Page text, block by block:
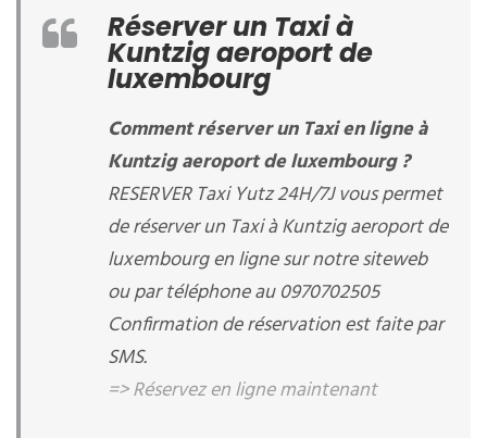
Réserver un Taxi à
Kuntzig aeroport de
luxembourg
Comment réserver un Taxi en ligne à
Kuntzig aeroport de luxembourg ?
RESERVER Taxi Yutz 24H/7J vous permet
de réserver un Taxi à Kuntzig aeroport de
luxembourg en ligne sur notre siteweb
ou par téléphone au 0970702505
Confirmation de réservation est faite par
SMS.
=> Réservez en ligne maintenant